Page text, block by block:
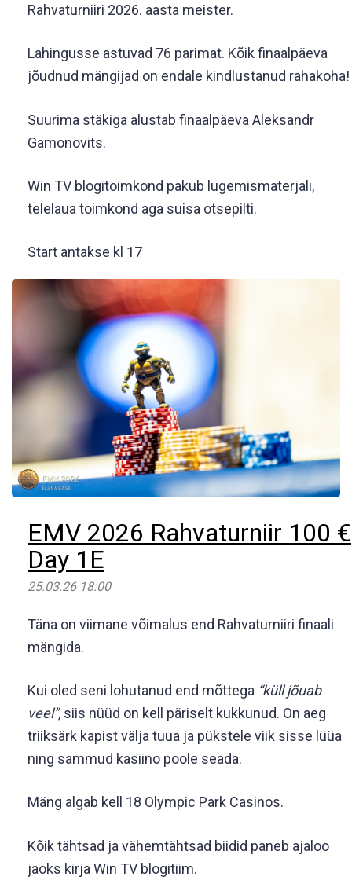
Rahvaturniiri 2026. aasta meister.
Lahingusse astuvad 76 parimat. Kõik finaalpäeva
jõudnud mängijad on endale kindlustanud rahakoha!
Suurima stäkiga alustab finaalpäeva Aleksandr
Gamonovits.
Win TV blogitoimkond pakub lugemismaterjali,
telelaua toimkond aga suisa otsepilti.
Start antakse kl 17
EMV 2026 Rahvaturniir 100 €
Day 1E
25.03.26 18:00
Täna on viimane võimalus end Rahvaturniiri finaali
mängida.
Kui oled seni lohutanud end mõttega “küll jõuab
veel”, siis nüüd on kell päriselt kukkunud. On aeg
triiksärk kapist välja tuua ja pükstele viik sisse lüüa
ning sammud kasiino poole seada.
Mäng algab kell 18 Olympic Park Casinos.
Kõik tähtsad ja vähemtähtsad biidid paneb ajaloo
jaoks kirja Win TV blogitiim.